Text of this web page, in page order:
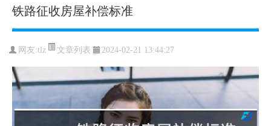
铁路征收房屋补偿标准
网友:tlz 文章列表 2024-02-21 13:44:27